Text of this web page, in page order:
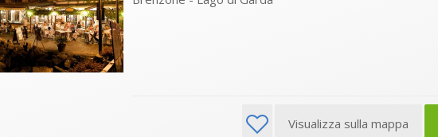
Visualizza sulla mappa